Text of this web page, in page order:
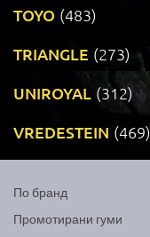
TOYO (483)
TRIANGLE (273)
UNIROYAL (312)
VREDESTEIN (469)
По бранд
Промотирани гуми